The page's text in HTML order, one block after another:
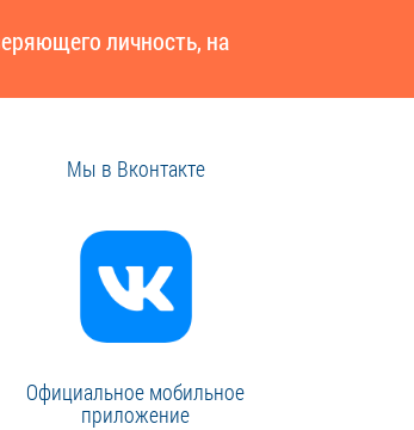
личность, на
Мы в Вконтакте
Официальное мобильное
приложение